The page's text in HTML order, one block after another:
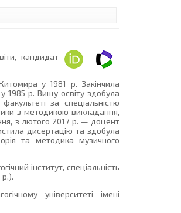
кандидат
у 1981 р. Закінчила
1985 р. Вищу освіту здобула
за спеціальністю
з методикою викладання,
з лютого 2017 р. — доцент
дисертацію та здобула
та методика музичного
інститут, спеціальність
р.).
університеті імені